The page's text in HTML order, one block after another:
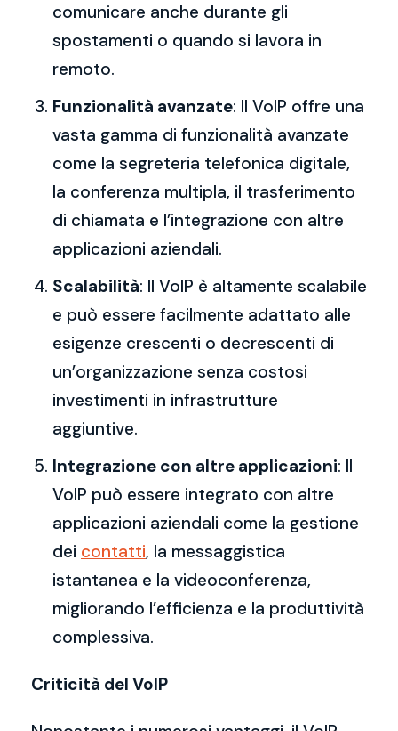
comunicare anche durante gli
spostamenti o quando si lavora in
remoto.
Funzionalità avanzate: Il VoIP offre una
vasta gamma di funzionalità avanzate
come la segreteria telefonica digitale,
la conferenza multipla, il trasferimento
di chiamata e l’integrazione con altre
applicazioni aziendali.
Scalabilità: Il VoIP è altamente scalabile
e può essere facilmente adattato alle
esigenze crescenti o decrescenti di
un’organizzazione senza costosi
investimenti in infrastrutture
aggiuntive.
Integrazione con altre applicazioni: Il
VoIP può essere integrato con altre
applicazioni aziendali come la gestione
dei contatti, la messaggistica
istantanea e la videoconferenza,
migliorando l’efficienza e la produttività
complessiva.
Criticità del VoIP